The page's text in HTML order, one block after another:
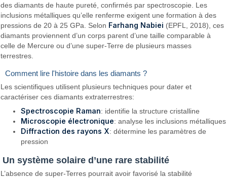
des diamants de haute pureté, confirmés par spectroscopie. Les
inclusions métalliques qu’elle renferme exigent une formation à des
pressions de 20 à 25 GPa. Selon Farhang Nabiei (EPFL, 2018), ces
diamants proviennent d’un corps parent d’une taille comparable à
celle de Mercure ou d’une super-Terre de plusieurs masses
terrestres.
Comment lire l'histoire dans les diamants ?
Les scientifiques utilisent plusieurs techniques pour dater et
caractériser ces diamants extraterrestres:
Spectroscopie Raman: identifie la structure cristalline
Microscopie électronique: analyse les inclusions métalliques
Diffraction des rayons X: détermine les paramètres de
pression
Un système solaire d’une rare stabilité
L’absence de super-Terres pourrait avoir favorisé la stabilité